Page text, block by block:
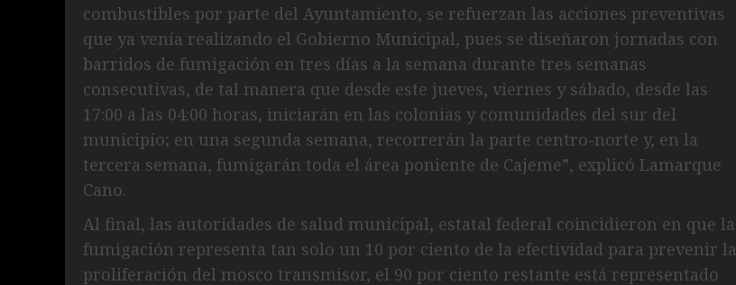
combustibles por parte del Ayuntamiento, se refuerzan las acciones preventivas
que ya venía realizando el Gobierno Municipal, pues se diseñaron jornadas con
barridos de fumigación en tres días a la semana durante tres semanas
consecutivas, de tal manera que desde este jueves, viernes y sábado, desde las
17:00 a las 04:00 horas, iniciarán en las colonias y comunidades del sur del
municipio; en una segunda semana, recorrerán la parte centro-norte y, en la
tercera semana, fumigarán toda el área poniente de Cajeme”, explicó Lamarque
Cano.
Al final, las autoridades de salud municipal, estatal federal coincidieron en que la
fumigación representa tan solo un 10 por ciento de la efectividad para prevenir la
proliferación del mosco transmisor, el 90 por ciento restante está representado